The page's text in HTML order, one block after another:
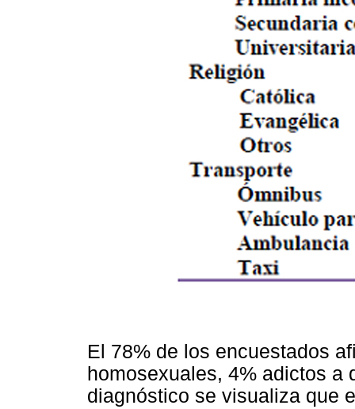
El 78% de los encuestados
homosexuales, 4% adictos a
diagnóstico se visualiza que